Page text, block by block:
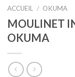
ACCUEIL / OKUMA
MOULINET
OKUMA